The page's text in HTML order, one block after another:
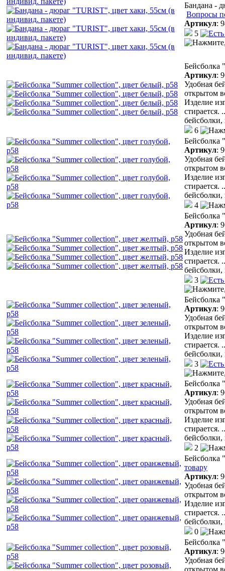
Бандана -
Вопросы
Артикул:
5
Бейсболка
Артикул:
Удобная
открытом
Изделие
стирается.
6
Бейсболка
Артикул:
Удобная
открытом
Изделие
стирается.
4
Бейсболка
Артикул:
Удобная
открытом
Изделие
стирается.
3
Бейсболка
Артикул:
Удобная
открытом
Изделие
стирается.
3
Бейсболка
Артикул:
Удобная
открытом
Изделие
стирается.
2
Бейсболка
товару
Артикул:
Удобная
открытом
Изделие
стирается.
0
Бейсболка
Артикул:
Удобная
открытом